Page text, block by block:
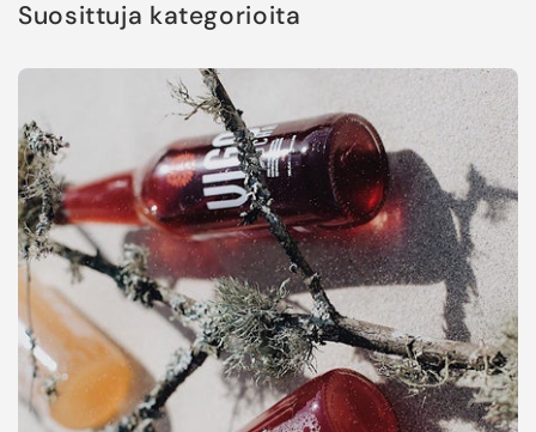
Suosittuja kategorioita